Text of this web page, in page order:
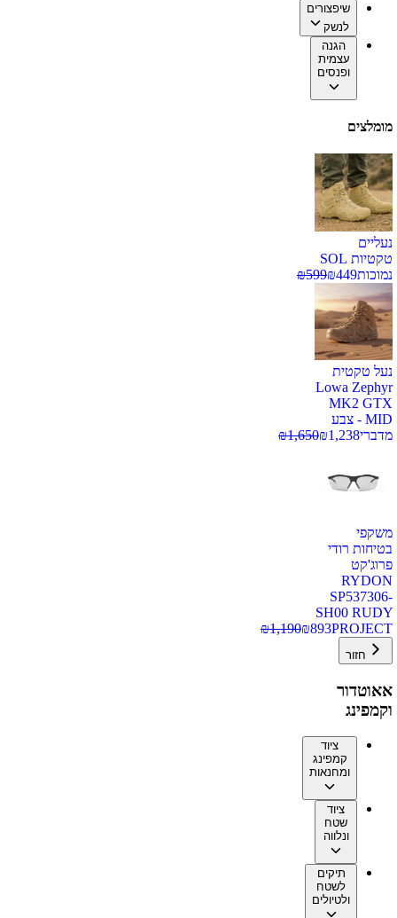
שיפצורים
לנשק
הגנה
עצמית
ופנסים
מומלצים
נעליים
טקטיות SOL
נמוכות
₪449
₪599
נעל טקטית
Lowa Zephyr
MK2 GTX
MID - צבע
מדברי
₪1,238
₪1,650
משקפי
בטיחות רודי
פרוג'קט
RYDON
SP537306-
SH00 RUDY
PROJECT
₪893
₪1,190
חזור
אאוטדור
וקמפינג
ציוד
קמפינג
ומחנאות
ציוד
שטח
ונלווה
תיקים
לשטח
ולטיולים